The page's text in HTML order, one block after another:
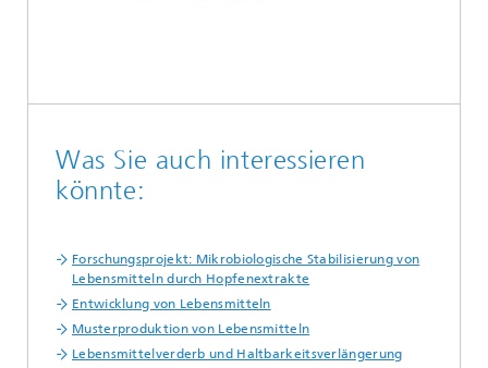
Was Sie auch interessieren
könnte:
Forschungsprojekt: Mikrobiologische Stabilisierung von
Lebensmitteln durch Hopfenextrakte
Entwicklung von Lebensmitteln
Musterproduktion von Lebensmitteln
Lebensmittelverderb und Haltbarkeitsverlängerung